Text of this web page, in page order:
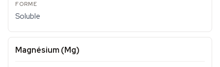
Soluble
Magnésium (Mg)